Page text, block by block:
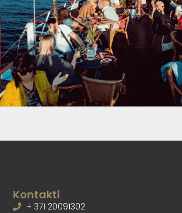
Kontakti
+ 371 20091302